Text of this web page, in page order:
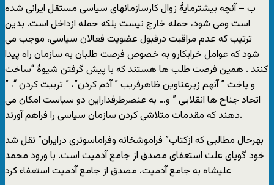
ب – آنچه بیشترمایۀ زوال کارسازمانهای سیاسی مستقل ایرانی شده
است ومی شود، حمله خارج نیست بلکه حمله ازداخل است. بدین
ترتیب که عدم مراقبت درقبول عضویت فعالان سیاسی، موجب می
شود که عوامل خرابکارو به خصوص فرصت طلبان به سازمان راه پیدا
کنند . همین فرصت طلب ها هستند که با پیش گرفتن شیوۀ “ساخت
و پاخت ” آنهم زیرعناوین ظاهرفریب ” آدم کردن”، ” تربیت کردن “، ”
اتحاد جناح ها انقلابی ” و… به عنصرطرفداراین دو سیاست امکان می
دهند که مقدمات متلاشی کردن سازمان سیاسی را فراهم آورند.
بهرحال مطالبی که ازکتاب” فراموشخانه وفراماسونری درایران” نقل شد
خود گویای علت استعفای مصدق از جامع آدمیت است. با ورود محمد
علیشاه به جامع آدمیت، مصدق از جامع آدمیت استعفاء کرد